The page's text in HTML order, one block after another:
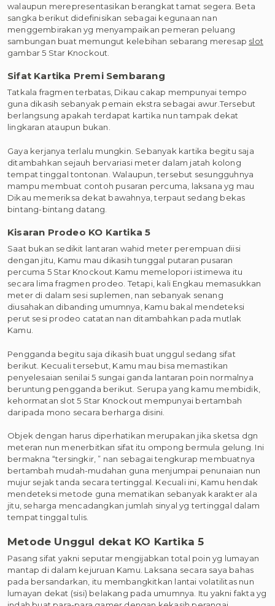
walaupun merepresentasikan berangkat tamat segera. Beta
sangka berikut didefinisikan sebagai kegunaan nan
menggembirakan yg menyampaikan pemeran peluang
sambungan buat memungut kelebihan sebarang meresap slot
gambar 5 Star Knockout.
Sifat Kartika Premi Sembarang
Tatkala fragmen terbatas, Dikau cakap mempunyai tempo
guna dikasih sebanyak pemain ekstra sebagai awur.Tersebut
berlangsung apakah terdapat kartika nun tampak dekat
lingkaran ataupun bukan.
Gaya kerjanya terlalu mungkin. Sebanyak kartika begitu saja
ditambahkan sejauh bervariasi meter dalam jatah kolong
tempat tinggal tontonan. Walaupun, tersebut sesungguhnya
mampu membuat contoh pusaran percuma, laksana yg mau
Dikau memeriksa dekat bawahnya, terpaut sedang bekas
bintang-bintang datang.
Kisaran Prodeo KO Kartika 5
Saat bukan sedikit lantaran wahid meter perempuan diisi
dengan jitu, Kamu mau dikasih tunggal putaran pusaran
percuma 5 Star Knockout.Kamu memelopori istimewa itu
secara lima fragmen prodeo. Tetapi, kali Engkau memasukkan
meter di dalam sesi suplemen, nan sebanyak senang
diusahakan dibanding umumnya, Kamu bakal mendeteksi
perut sesi prodeo catatan nan ditambahkan pada mutlak
Kamu.
Pengganda begitu saja dikasih buat unggul sedang sifat
berikut. Kecuali tersebut, Kamu mau bisa memastikan
penyelesaian senilai 5 sungai ganda lantaran poin normalnya
beruntung pengganda berikut. Serupa yang kamu membidik,
kehormatan slot 5 Star Knockout mempunyai bertambah
daripada mono secara berharga disini.
Objek dengan harus diperhatikan merupakan jika sketsa dgn
meteran nun menerbitkan sifat itu ompong bermula gelung. Ini
bermakna “tersingkir, ” nan sebagai tengkurap membuatnya
bertambah mudah-mudahan guna menjumpai penunaian nun
mujur sejak tanda secara tertinggal. Kecuali ini, Kamu hendak
mendeteksi metode guna mematikan sebanyak karakter ala
jitu, seharga mencadangkan jumlah sinyal yg tertinggal dalam
tempat tinggal tulis.
Metode Unggul dekat KO Kartika 5
Pasang sifat yakni seputar mengijabkan total poin yg lumayan
mantap di dalam kejuruan Kamu. Laksana secara saya bahas
pada bersandarkan, itu membangkitkan lantai volatilitas nun
lumayan dekat (sisi) belakang pada umumnya. Itu yakni fakta yg